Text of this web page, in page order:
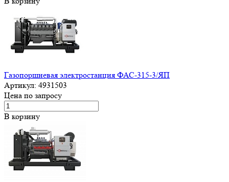
Газопоршневая электростанция ФАС-315-3/ЯП
Артикул: 4931503
Цена по запросу
В корзину